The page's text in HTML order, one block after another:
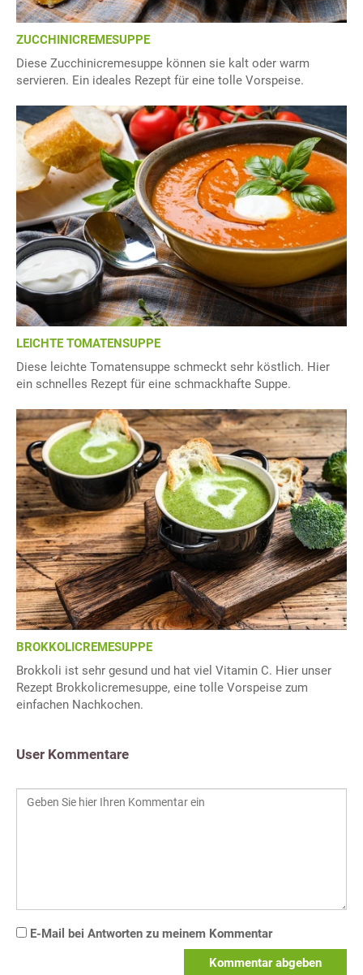
ZUCCHINICREMESUPPE
Diese Zucchinicremesuppe können sie kalt oder warm
servieren. Ein ideales Rezept für eine tolle Vorspeise.
LEICHTE TOMATENSUPPE
Diese leichte Tomatensuppe schmeckt sehr köstlich. Hier
ein schnelles Rezept für eine schmackhafte Suppe.
BROKKOLICREMESUPPE
Brokkoli ist sehr gesund und hat viel Vitamin C. Hier unser
Rezept Brokkolicremesuppe, eine tolle Vorspeise zum
einfachen Nachkochen.
User Kommentare
E-Mail bei Antworten zu meinem Kommentar
Kommentar abgeben